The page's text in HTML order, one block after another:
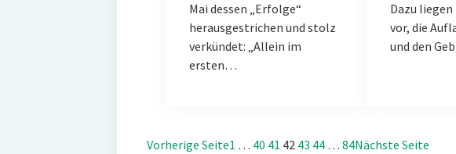
Mai dessen „Erfolge“
herausgestrichen und stolz
verkündet: „Allein im
ersten…
Dazu
vor, die
und den
Vorherige Seite1 … 40 41 42 43 44 … 84Nächste Seite